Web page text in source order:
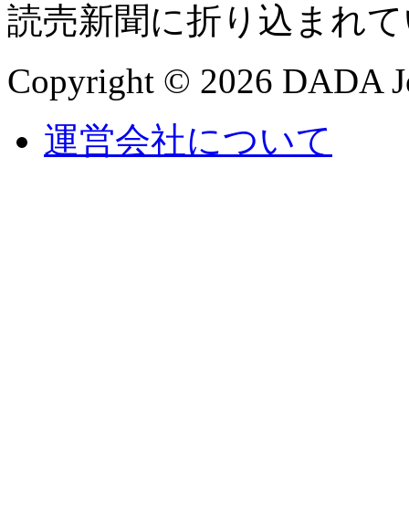
読売新聞に折り込まれ
Copyright © 2026 DADA
運営会社について